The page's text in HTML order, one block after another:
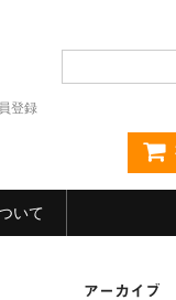
登録
いて
アーカイブ